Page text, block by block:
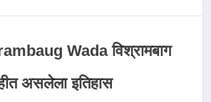
Wada विश्रामबाग
असलेला इतिहास